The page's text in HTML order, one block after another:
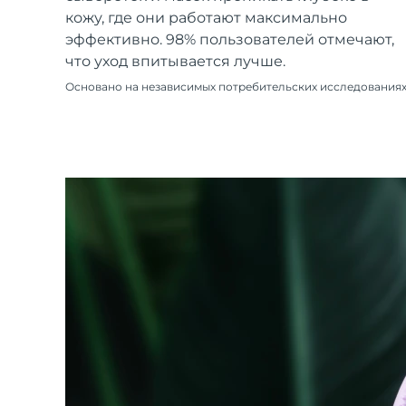
кожу, где они работают максимально
эффективно. 98% пользователей отмечают,
что уход впитывается лучше.
Основано на независимых потребительских исследованиях
All acne treatment devices
All revitalizing eye massagers
Уход KIWI™
Advanced pore care essentials
Serum
For healthy hair
issa™ Teeth Whitening Gel
18% PAP
Косметика Для мужчин